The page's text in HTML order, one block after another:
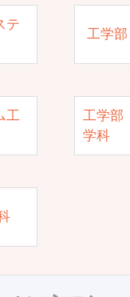
テ
工学
工
工学部
学科